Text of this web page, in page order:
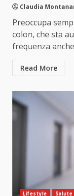
Claudia
Preoccupa
colon, che sta
frequenza
Read More
Lifestyle Salute